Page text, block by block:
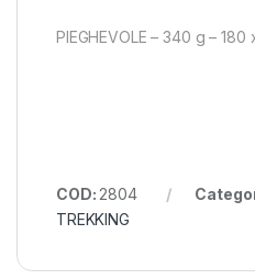
PIEGHEVOLE – 340 g – 180
COD: 2804
TREKKING